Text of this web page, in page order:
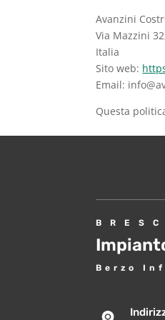
Avanzini
Via Mazzini
Italia
Sito web:
Email: info@
Questa
Berzo